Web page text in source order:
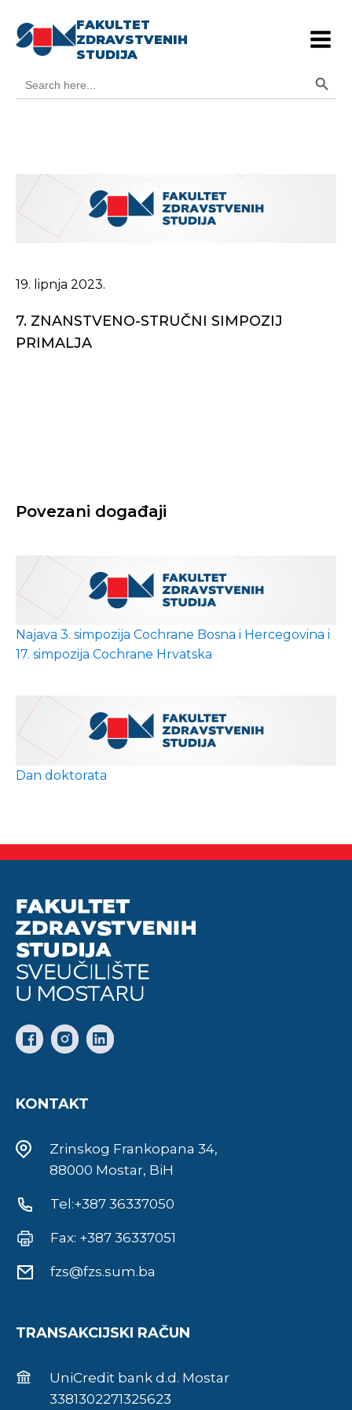
FAKULTET
ZDRAVSTVENIH
STUDIJA
for:
19. lipnja 2023.
7. ZNANSTVENO-STRUČNI SIMPOZIJ
PRIMALJA
Povezani događaji
Najava 3. simpozija Cochrane Bosna i Hercegovina i
17. simpozija Cochrane Hrvatska
Dan doktorata
KONTAKT
Zrinskog Frankopana 34,
88000 Mostar, BiH
Tel:+387 36337050
Fax: +387 36337051
fzs@fzs.sum.ba
TRANSAKCIJSKI RAČUN
UniCredit bank d.d. Mostar
3381302271325623